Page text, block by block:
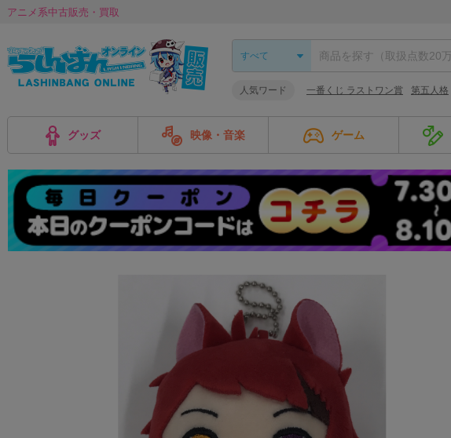
アニメ系中古販売・買取
人気ワード 一番くじ ラストワン賞 第五人格
グッズ 映像・音楽 ゲーム